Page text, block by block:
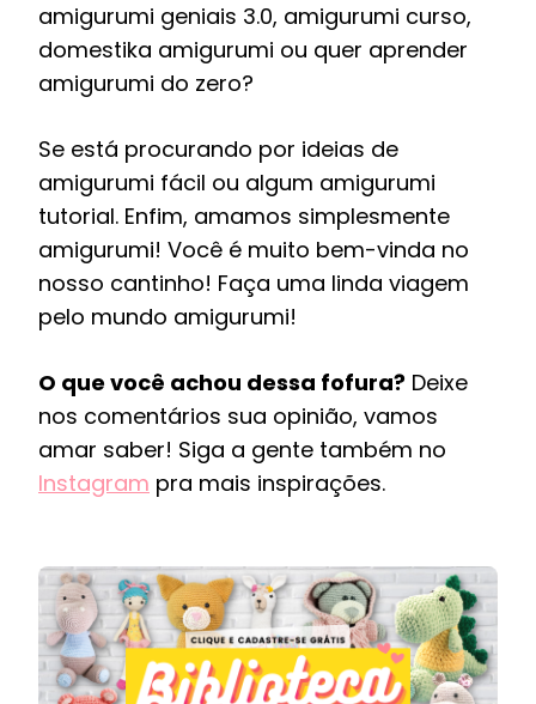
amigurumi geniais 3.0, amigurumi curso,
domestika amigurumi ou quer aprender
amigurumi do zero?
Se está procurando por ideias de
amigurumi fácil ou algum amigurumi
tutorial. Enfim, amamos simplesmente
amigurumi! Você é muito bem-vinda no
nosso cantinho! Faça uma linda viagem
pelo mundo amigurumi!
O que você achou dessa fofura? Deixe
nos comentários sua opinião, vamos
amar saber! Siga a gente também no
Instagram pra mais inspirações.